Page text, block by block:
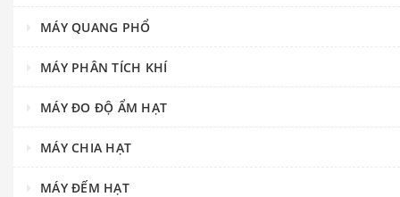
MÁY QUANG PHỔ
MÁY PHÂN TÍCH KHÍ
MÁY ĐO ĐỘ ẨM HẠT
MÁY CHIA HẠT
MÁY ĐẾM HẠT